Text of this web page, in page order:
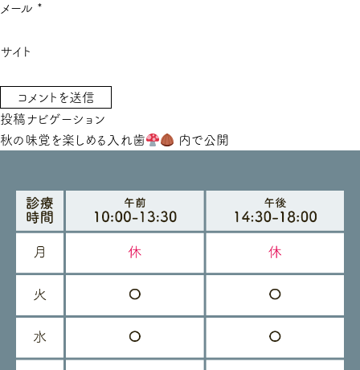
メール *
サイト
投稿ナビゲーション
秋の味覚を楽しめる入れ歯
内で公開